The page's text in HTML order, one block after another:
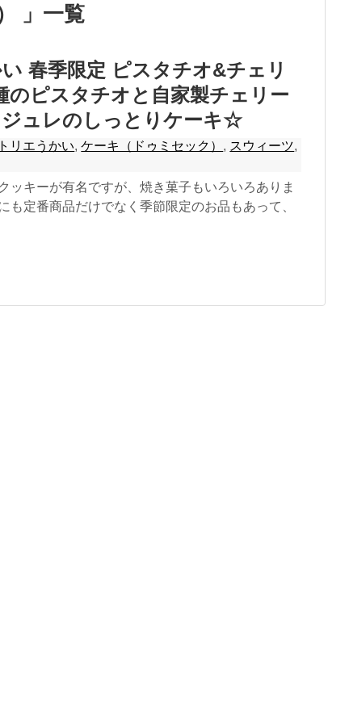
」一覧
春季限定 ピスタチオ&チェリ
ピスタチオと自家製チェリー
ュレのしっとりケーキ☆
リエうかい,ケーキ（ドゥミセック） , スウィーツ,
ッキーが有名ですが、焼き菓子もいろいろありま
も定番商品だけでなく季節限定のお品もあって、